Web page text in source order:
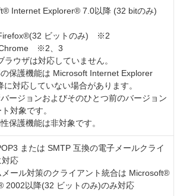
Internet Explorer® 7.0以降 (32 bitのみ)
ビットのみ) ※2
※2、3
ウザは対応していません。
保護機能は Microsoft Internet Explorer
に対応していない場合があります。
ージョンおよびそのひとつ前のバージョン
対象です。
保護機能は非対象です。
または SMTP 互換の電子メールクライ
対応
ール対策のクライアント統合は Microsoft®
2002以降(32 ビットのみ)のみ対応